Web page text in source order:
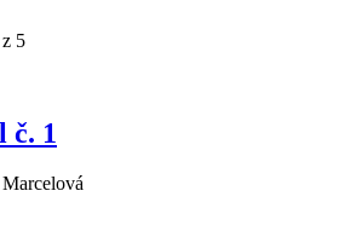
č. 1